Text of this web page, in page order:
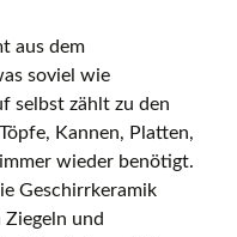
aus dem
soviel wie
selbst zählt zu den
Kannen, Platten,
wieder benötigt.
Geschirrkeramik
und